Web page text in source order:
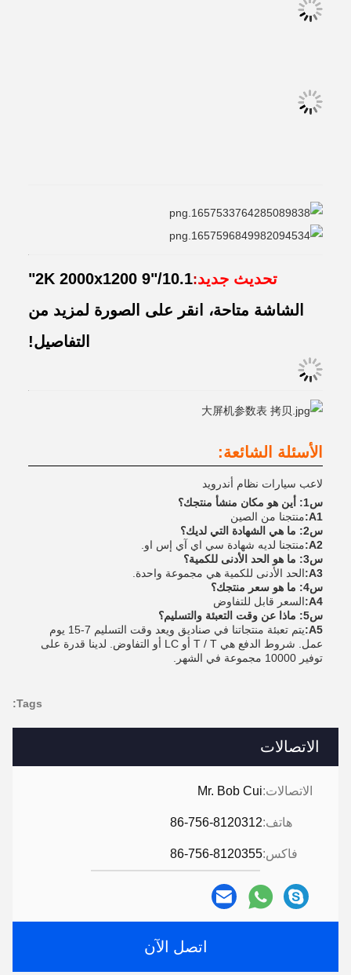
الاتصالات
الاتصالات:Mr. Bob Cui
هاتف:86-756-8120312
فاكس:86-756-8120355
اتصل الآن
تحديث جديد:
2K 2000x1200 9"/10.1"
الشاشة متاحة، انقر على الصورة لمزيد من
التفاصيل!
الأسئلة الشائعة:
لاعب سيارات نظام أندرويد
س1: أين هو مكان منشأ منتجك؟
A1: منتجنا من الصين
س2: ما هي الشهادة التي لديك؟
A2: منتجنا لديه شهادة سي اي آي إس او.
س3: ما هو الحد الأدنى للكمية؟
A3: الحد الأدنى للكمية هي مجموعة واحدة.
س4: ما هو سعر منتجك؟
A4: السعر قابل للتفاوض
س5: ماذا عن وقت التعبئة والتسليم؟
A5:
يتم تعبئة منتجاتنا في صناديق ويعد وقت التسليم 7-15 يوم
عمل. شروط الدفع هي T / T أو LC أو التفاوض. لدينا قدرة على
توفير 10000 مجموعة في الشهر.
Tags: